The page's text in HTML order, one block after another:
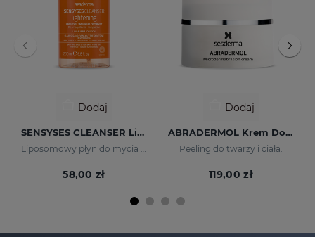
Dodaj
SENSYSES CLEANSER Lightening 200 Ml
58,00 zł
Dodaj
ABRADERMOL Krem Do Mikrodermabrazji 50 G
Peeling do twarzy i ciała.
119,00 zł